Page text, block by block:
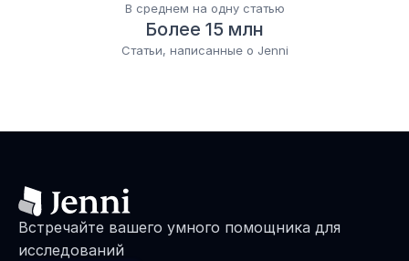
В среднем на одну статью
Более 15 млн
Статьи, написанные о Jenni
Встречайте вашего умного помощника для
исследований